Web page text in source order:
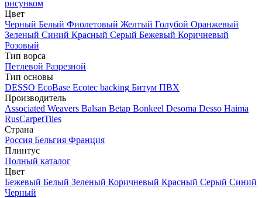
рисунком
Цвет
Черный Белый Фиолетовый Желтый Голубой Оранжевый
Зеленый Синий Красный Серый Бежевый Коричневый
Розовый
Тип ворса
Петлевой Разрезной
Тип основы
DESSO EcoBase Ecotec backing Битум ПВХ
Производитель
Associated Weavers Balsan Betap Bonkeel Desoma Desso Haima
RusCarpetTiles
Страна
Россия Бельгия Франция
Плинтус
Полный каталог
Цвет
Бежевый Белый Зеленый Коричневый Красный Серый Синий
Черный